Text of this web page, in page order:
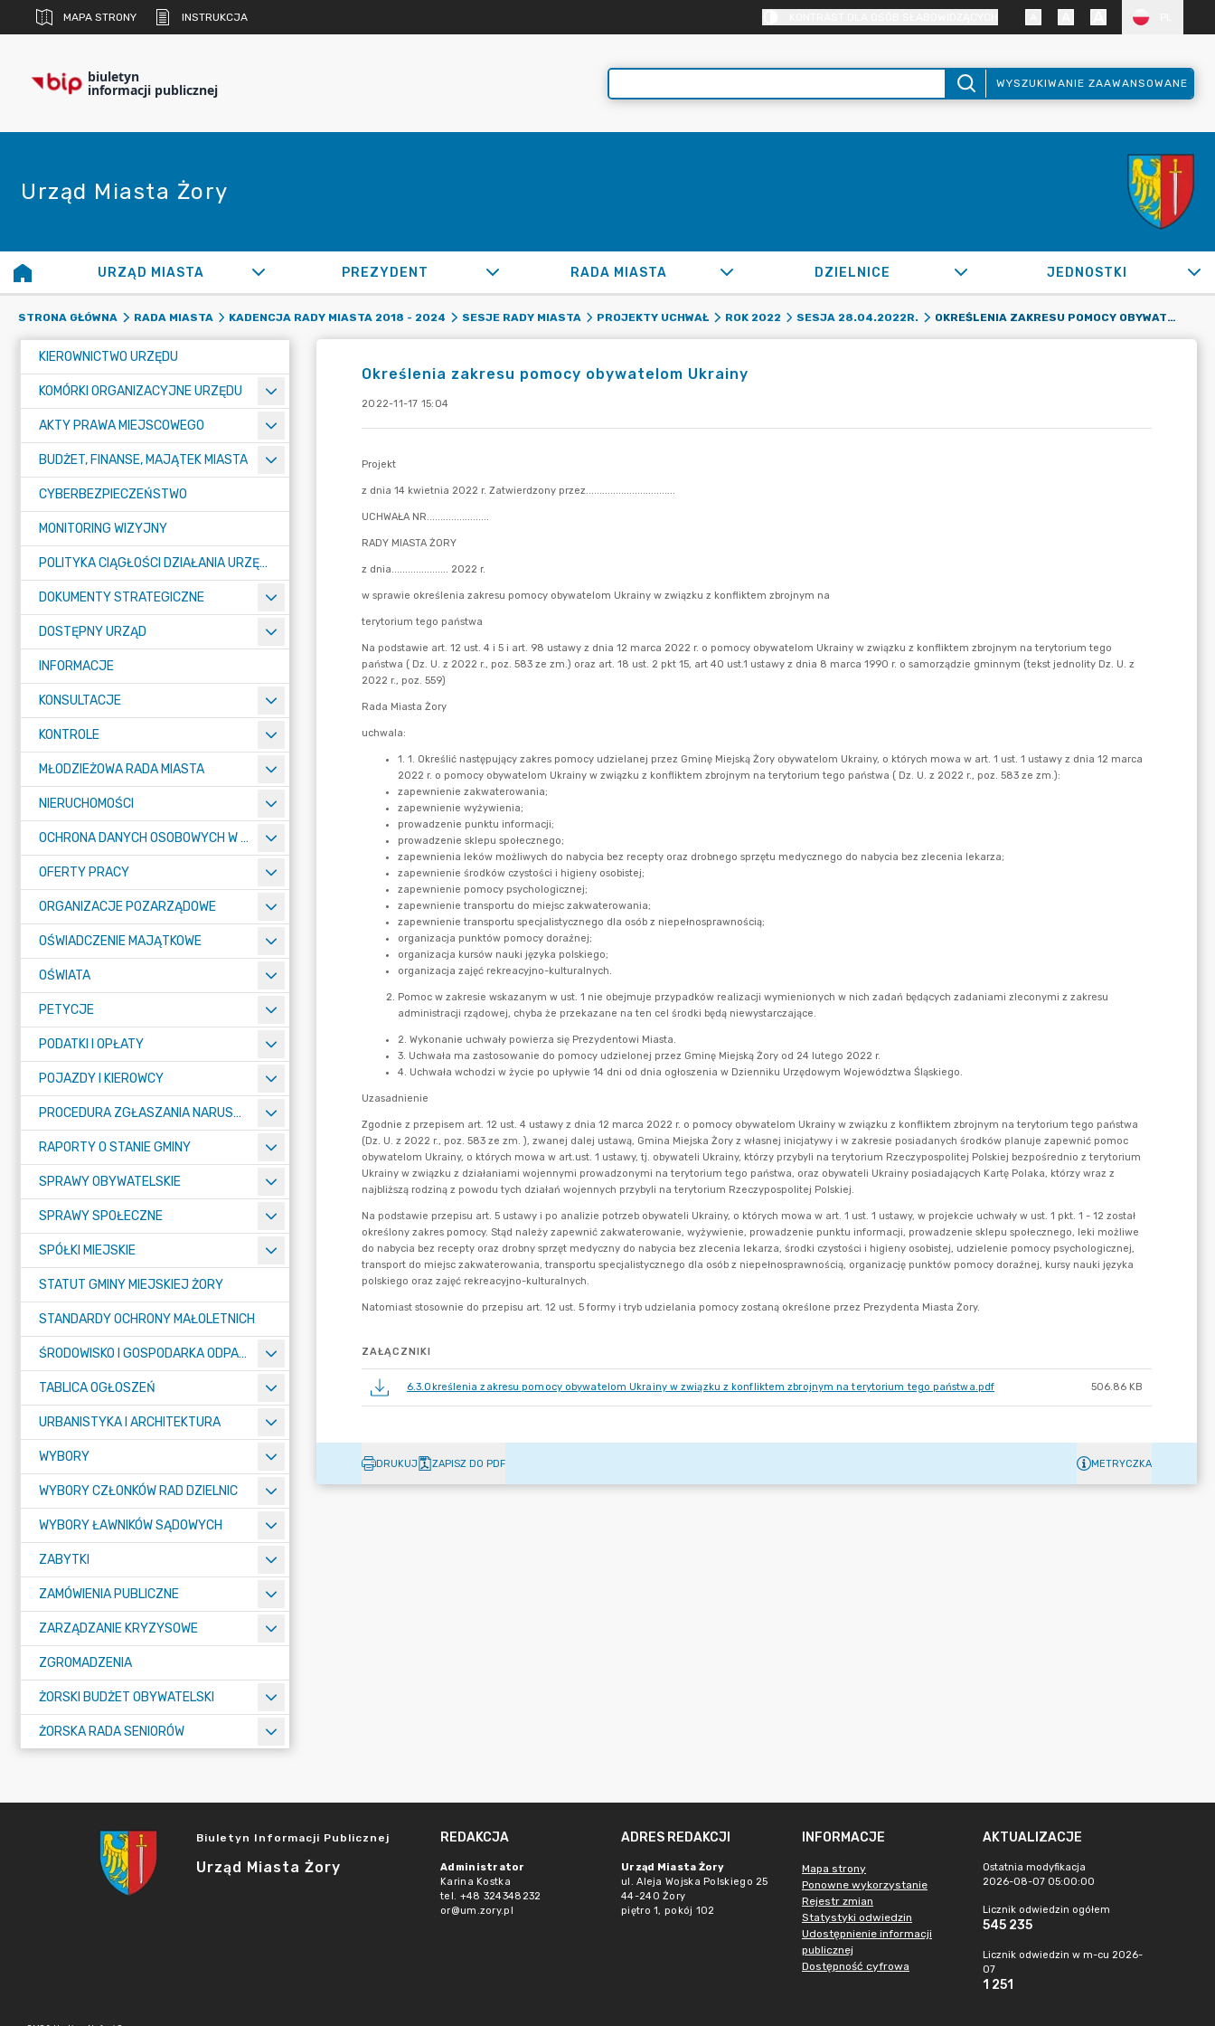
MAPA STRONY INSTRUKCJA
biuletyn
informacji publicznej WYSZUKIWANIE ZAAWANSOWANE
Urząd Miasta Żory
URZĄD MIASTA PREZYDENT RADA MIASTA DZIELNICE JEDNOSTKI
STRONA GŁÓWNA RADA MIASTA KADENCJA RADY MIASTA 2018 - 2024 SESJE RADY MIASTA PROJEKTY UCHWAŁ ROK 2022 SESJA 28.04.2022R. OKREŚLENIA ZAKRESU POMOCY OBYWATELOM UKRAINY
KIEROWNICTWO URZĘDU
KOMÓRKI ORGANIZACYJNE URZĘDU
AKTY PRAWA MIEJSCOWEGO
BUDŻET, FINANSE, MAJĄTEK MIASTA
CYBERBEZPIECZEŃSTWO
MONITORING WIZYJNY
POLITYKA CIĄGŁOŚCI DZIAŁANIA URZĘDU MIASTA ŻORY
DOKUMENTY STRATEGICZNE
DOSTĘPNY URZĄD
INFORMACJE
KONSULTACJE
KONTROLE
MŁODZIEŻOWA RADA MIASTA
NIERUCHOMOŚCI
OCHRONA DANYCH OSOBOWYCH W URZĘDZIE MIASTA ŻORY - RODO
OFERTY PRACY
ORGANIZACJE POZARZĄDOWE
OŚWIADCZENIE MAJĄTKOWE
OŚWIATA
PETYCJE
PODATKI I OPŁATY
POJAZDY I KIEROWCY
PROCEDURA ZGŁASZANIA NARUSZEŃ PRAWA
RAPORTY O STANIE GMINY
SPRAWY OBYWATELSKIE
SPRAWY SPOŁECZNE
SPÓŁKI MIEJSKIE
STATUT GMINY MIEJSKIEJ ŻORY
STANDARDY OCHRONY MAŁOLETNICH
ŚRODOWISKO I GOSPODARKA ODPADAMI
TABLICA OGŁOSZEŃ
URBANISTYKA I ARCHITEKTURA
WYBORY
WYBORY CZŁONKÓW RAD DZIELNIC
WYBORY ŁAWNIKÓW SĄDOWYCH
ZABYTKI
ZAMÓWIENIA PUBLICZNE
ZARZĄDZANIE KRYZYSOWE
ZGROMADZENIA
ŻORSKI BUDŻET OBYWATELSKI
ŻORSKA RADA SENIORÓW
Określenia zakresu pomocy obywatelom Ukrainy
2022-11-17 15:04
ZAŁĄCZNIKI
6.3.Określenia zakresu pomocy obywatelom Ukrainy w związku z konfliktem zbrojnym na terytorium tego państwa.pdf 506.86 KB
DRUKUJ ZAPISZ DO PDF METRYCZKA
Biuletyn Informacji Publicznej
Urząd Miasta Żory
REDAKCJA
Administrator
Karina Kostka
tel. +48 324348232
or@um.zory.pl
ADRES REDAKCJI
Urząd Miasta Żory
ul. Aleja Wojska Polskiego 25
44-240 Żory
piętro 1, pokój 102
INFORMACJE
Mapa strony
Ponowne wykorzystanie
Rejestr zmian
Statystyki odwiedzin
Udostępnienie informacji
publicznej
Dostępność cyfrowa
AKTUALIZACJE
Ostatnia modyfikacja
2026-08-07 05:00:00
Licznik odwiedzin ogółem
545 235
Licznik odwiedzin w m-cu 2026-
07
1 251